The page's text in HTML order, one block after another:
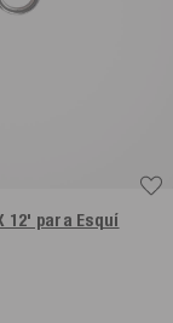
12' para Esquí